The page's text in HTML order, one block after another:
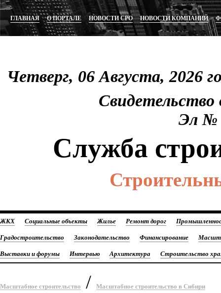
ГЛАВНАЯ О ПОРТАЛЕ НОВОСТИ СРО НОВОСТИ КОМПАНИЙ
Четверг, 06 Августа, 2026
Эл
Служба
ЖКХ Социальные объекты Жилье Ремонт дорог
Градостроительство Законодательство Финансирование
Выставки и форумы Интервью Архитектура Строительство
Масштабное строительство / Масштабное строительство в Сибири